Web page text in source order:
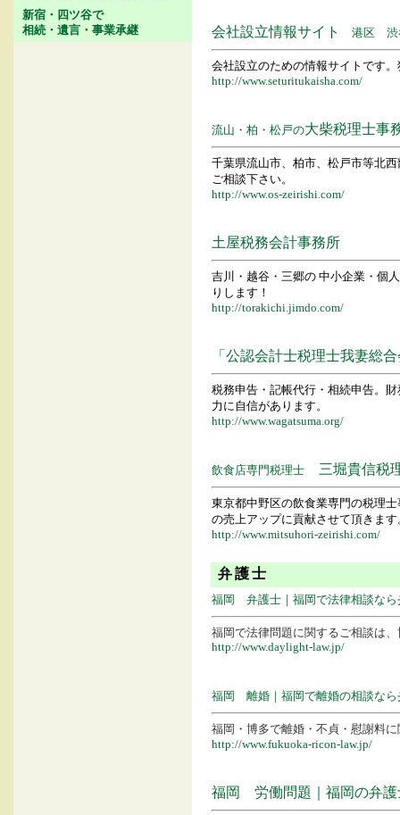
新宿・四ツ谷で
相続・遺言・事業承継
会社設立情報サイ ト 港区 渋
会社設立のための情報サイトです
http://www.seturitukaisha.com/
流山・柏・松戸の大柴税理士事
千葉県流山市、柏市、松戸市等北
ご相談下さい。
http://www.os-zeirishi.com/
土屋税務会計事務所
吉川・越谷・三郷の 中小企業・個
りします！
http://torakichi.jimdo.com/
「公認会計士税理士我妻総
税務申告・記帳代行・相続申告。
力に自信があります。
http://www.wagatsuma.org/
飲食店専門税理士 三堀貴信税
東京都中野区の飲食業専門の税理
の売上アップに貢献させて頂きま
http://www.mitsuhori-zeirishi.com/
弁護士
福岡 弁護士｜福岡で法律相談なら
福岡で法律問題に関するご相談は
http://www.daylight-law.jp/
福岡 離婚｜福岡で離婚の相談なら
福岡・博多で離婚・不貞・慰謝料
http://www.fukuoka-ricon-law.jp/
福岡 労働問題｜福岡の弁護